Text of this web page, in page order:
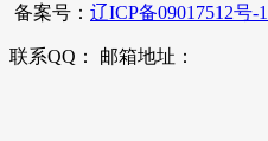
备案号： 辽ICP备09017512号-1
联系QQ： 邮箱地址：